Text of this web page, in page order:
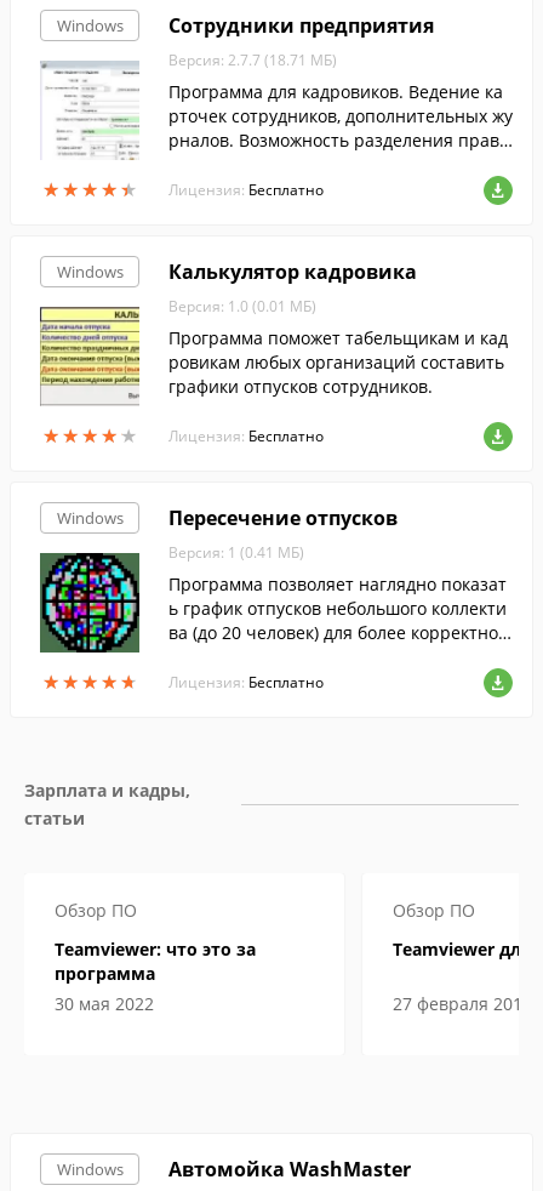
Windows
★★★★★
★★★★★
Сотрудники предприятия
Версия: 2.7.7 (18.71 МБ)
Программа для кадровиков. Ведение ка
рточек сотрудников, дополнительных жу
рналов. Возможность разделения прав
пользователей не ограничено.
Лицензия: Бесплатно
Windows
★★★★★
★★★★★
Калькулятор кадровика
Версия: 1.0 (0.01 МБ)
Программа поможет табельщикам и кад
ровикам любых организаций составить
графики отпусков сотрудников.
Лицензия: Бесплатно
Windows
★★★★★
★★★★★
Пересечение отпусков
Версия: 1 (0.41 МБ)
Программа позволяет наглядно показат
ь график отпусков небольшого коллекти
ва (до 20 человек) для более корректног
ителями.
Лицензия: Бесплатно
Зарплата и кадры,
статьи
Обзор ПО
Teamviewer: что это за
программа
30 мая 2022
Обзор ПО
Teamviewer для
27 февраля 2019
Windows Автомойка WashMaster